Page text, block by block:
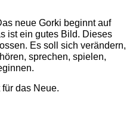
neue Gorki beginnt auf
ist ein gutes Bild. Dieses
Es soll sich verändern,
sprechen, spielen,
das Neue.